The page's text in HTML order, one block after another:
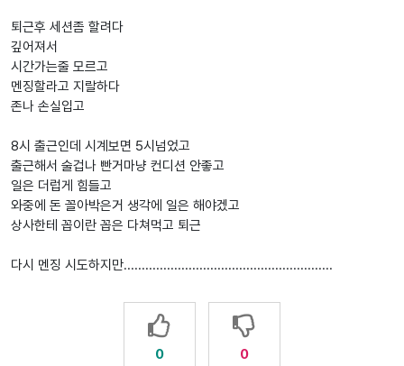
퇴근후 세션좀 할려다
깊어져서
시간가는줄 모르고
멘징할라고 지랄하다
존나 손실입고
8시 출근인데 시계보면 5시넘었고
출근해서 술겁나 빤거마냥 컨디션 안좋고
일은 더럽게 힘들고
와중에 돈 꼴아박은거 생각에 일은 해야겠고
상사한테 꼽이란 꼽은 다쳐먹고 퇴근
다시 멘징 시도하지만..........................................................
0 0